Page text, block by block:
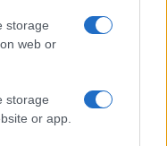
storage
web or
storage
or app.
συνεργασίας τους μέχρι